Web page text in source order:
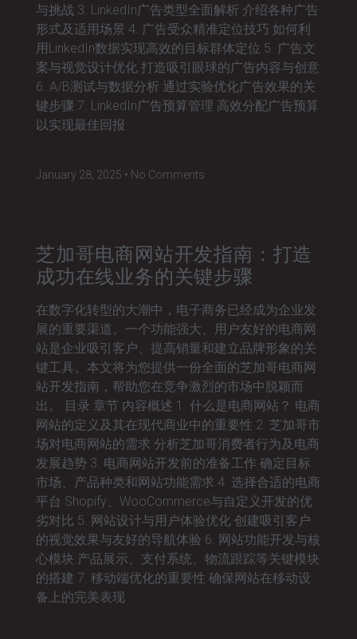
与挑战 3. LinkedIn广告类型全面解析 介绍各种广告
形式及适用场景 4. 广告受众精准定位技巧 如何利
用LinkedIn数据实现高效的目标群体定位 5. 广告文
案与视觉设计优化 打造吸引眼球的广告内容与创意
6. A/B测试与数据分析 通过实验优化广告效果的关
键步骤 7. LinkedIn广告预算管理 高效分配广告预算
以实现最佳回报
January 28, 2025 No Comments
芝加哥电商网站开发指南：打造
成功在线业务的关键步骤
在数字化转型的大潮中，电子商务已经成为企业发
展的重要渠道。一个功能强大、用户友好的电商网
站是企业吸引客户、提高销量和建立品牌形象的关
键工具。本文将为您提供一份全面的芝加哥电商网
站开发指南，帮助您在竞争激烈的市场中脱颖而
出。 目录 章节 内容概述 1. 什么是电商网站？ 电商
网站的定义及其在现代商业中的重要性 2. 芝加哥市
场对电商网站的需求 分析芝加哥消费者行为及电商
发展趋势 3. 电商网站开发前的准备工作 确定目标
市场、产品种类和网站功能需求 4. 选择合适的电商
平台 Shopify、WooCommerce与自定义开发的优
劣对比 5. 网站设计与用户体验优化 创建吸引客户
的视觉效果与友好的导航体验 6. 网站功能开发与核
心模块 产品展示、支付系统、物流跟踪等关键模块
的搭建 7. 移动端优化的重要性 确保网站在移动设
备上的完美表现